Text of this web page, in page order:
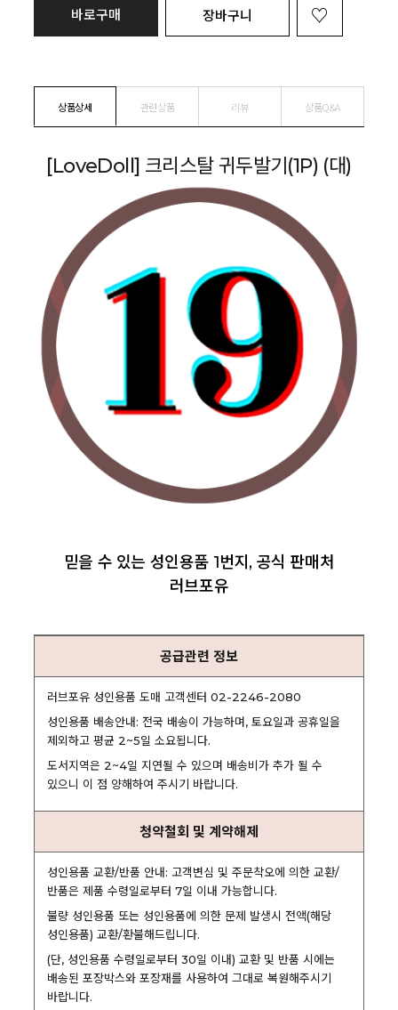
바로구매 장바구니
상품상세 관련상품 리뷰 상품Q&A
[LoveDoll] 크리스탈 귀두발기(1P) (대)
믿을 수 있는 성인용품 1번지, 공식 판매처
러브포유
공급관련 정보
러브포유 성인용품 도매 고객센터 02-2246-2080
성인용품 배송안내: 전국 배송이 가능하며, 토요일과 공휴일을
제외하고 평균 2~5일 소요됩니다.
도서지역은 2~4일 지연될 수 있으며 배송비가 추가 될 수
있으니 이 점 양해하여 주시기 바랍니다.
청약철회 및 계약해제
성인용품 교환/반품 안내: 고객변심 및 주문착오에 의한 교환/
반품은 제품 수령일로부터 7일 이내 가능합니다.
불량 성인용품 또는 성인용품에 의한 문제 발생시 전액(해당
성인용품) 교환/환불해드립니다.
(단, 성인용품 수령일로부터 30일 이내) 교환 및 반품 시에는
배송된 포장박스와 포장재를 사용하여 그대로 복원해주시기
바랍니다.